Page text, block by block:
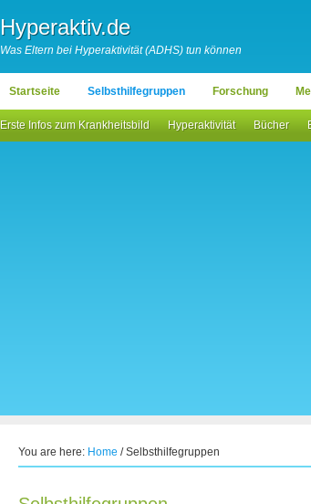
Hyperaktiv.de
Was Eltern bei Hyperaktivität (ADHS) tun können
Startseite Selbsthilfegruppen Forschung
Erste Infos zum Krankheitsbild Hyperaktivität Bücher
You are here: Home /Selbsthilfegruppen